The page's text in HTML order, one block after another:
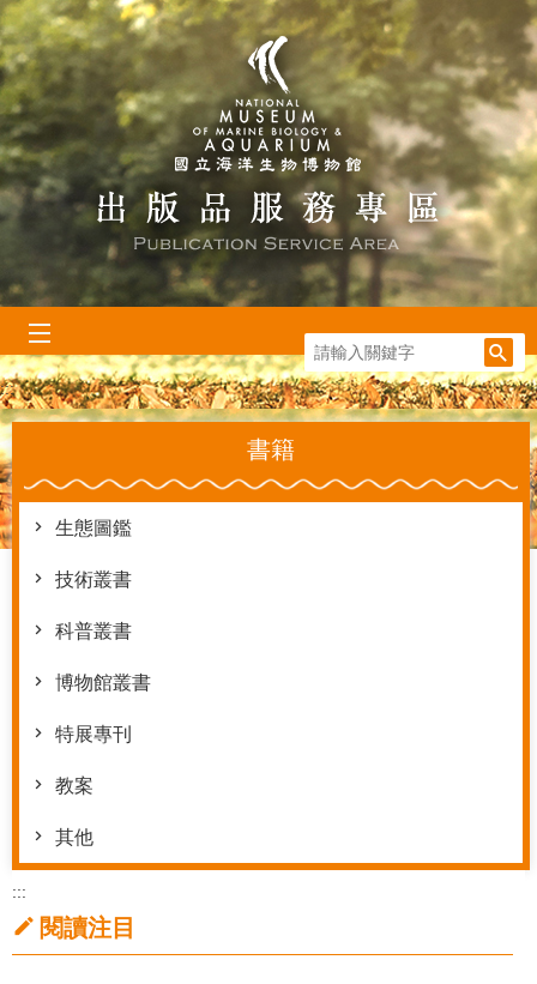
跳到主要內容區塊
:::
書籍
生態圖鑑
技術叢書
科普叢書
博物館叢書
特展專刊
教案
其他
:::
閱讀注目